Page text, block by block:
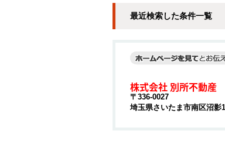
最近検索した条件一覧
株式会社 別所不動産
〒336-0027
埼玉県さいたま市南区沼影